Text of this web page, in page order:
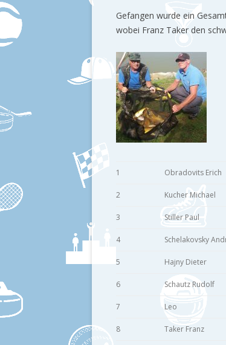
Gefangen wurde ein
wobei Franz Taker den
1 Obradovits Erich
2 Kucher Michael
3 Stiller Paul
4 Schelakovsky
5 Hajny Dieter
6 Schautz Rudolf
7 Leo
8 Taker Franz